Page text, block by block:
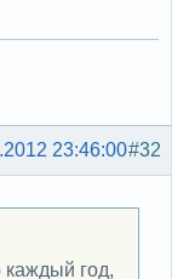
#32
23:46:00
каждый год,